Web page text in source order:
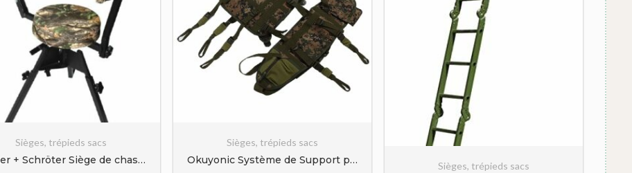
Sièges, trépieds sacs
Berger + Schröter Siège de chasse Portable et pliable
Sièges, trépieds sacs
Okuyonic Système de Support pour Mirador, Indéchirable Support pour Mirador Confortable Résistant à l’usure pour la Chasse Sièges, trépieds sacs